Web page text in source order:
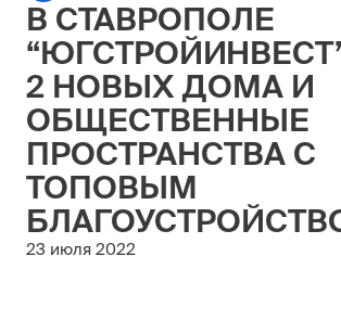
В СТАВРОПОЛЕ
2 НОВЫХ ДОМА И
ОБЩЕСТВЕННЫЕ
ПРОСТРАНСТВА С
ТОПОВЫМ
23 июля 2022